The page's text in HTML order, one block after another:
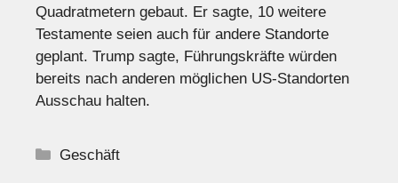
Quadratmetern gebaut. Er sagte, 10 weitere
Testamente seien auch für andere Standorte
geplant. Trump sagte, Führungskräfte würden
bereits nach anderen möglichen US-Standorten
Ausschau halten.
Kategorien
Geschäft